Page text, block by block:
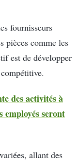
fournisseurs
pièces comme les
est de développer
des activités à
employés seront
allant des